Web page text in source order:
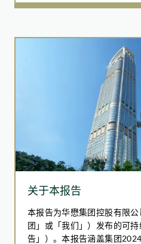
华懋集团与基督教励行会合作于
励员工捐赠和交换二手及全新物
头减废的认知，促进资源共享理
持续发展方面的积极行动。活动
过实际行动落实绿色办公文化。
资讯科技的安全意识培训
我们举办了六场有关资讯科技意
部网络安全研讨会及网页安全讲
防御策略与新兴威胁趋势；安全
的实例，分享个人防护实用技巧
关的议题，并在报告期内于
关于本报告
本报告为华懋集团控股有限
团」或「我们」）发布的可
告」）。本报告涵盖集团